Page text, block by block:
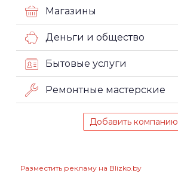
Магазины
Деньги и общество
Бытовые услуги
Ремонтные мастерские
Добавить компанию
Разместить рекламу на Blizko.by